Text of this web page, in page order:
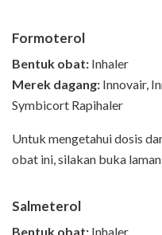
Formoterol
Bentuk obat: Inhaler
Merek dagang: Innovair,
Symbicort Rapihaler
Untuk mengetahui dosis
obat ini, silakan buka
Salmeterol
Bentuk obat: Inhaler